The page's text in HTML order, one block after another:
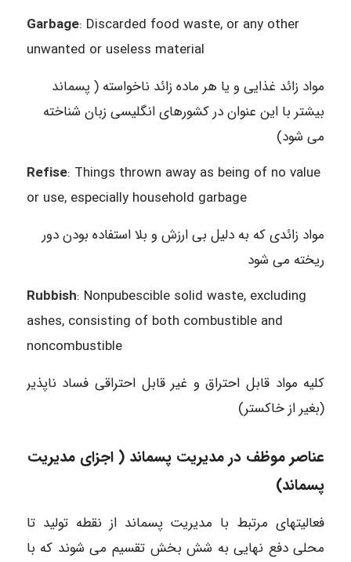
Garbage: Discarded food waste, or any other
unwanted or useless material
مواد زائد غذایی و یا هر ماده زائد ناخواسته ( پسماند
بیشتر با این عنوان در کشورهای انگلیسی زبان شناخته
می شود)
Refise: Things thrown away as being of no value
or use, especially household garbage
مواد زائدی که به دلیل بی ارزش و بلا استفاده بودن دور
ریخته می شود
Rubbish: Nonpubescible solid waste, excluding
ashes, consisting of both combustible and
noncombustible
کلیه مواد قابل احتراق و غیر قابل احتراقی فساد ناپذیر
(بغیر از خاکستر)
عناصر موظف در مدیریت پسماند ( اجزای مدیریت
پسماند)
فعالیتهای مرتبط با مدیریت پسماند از نقطه تولید تا
محلی دفع نهایی به شش بخش تقسیم می شوند که با